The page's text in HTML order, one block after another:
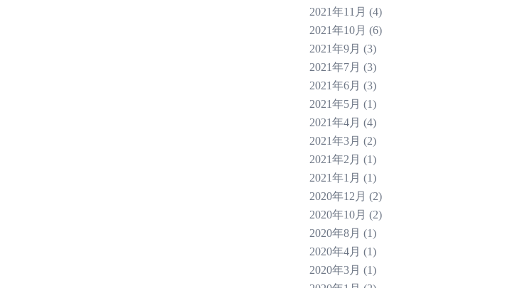
2021年11月 (4)
2021年10月 (6)
2021年9月 (3)
2021年7月 (3)
2021年6月 (3)
2021年5月 (1)
2021年4月 (4)
2021年3月 (2)
2021年2月 (1)
2021年1月 (1)
2020年12月 (2)
2020年10月 (2)
2020年8月 (1)
2020年4月 (1)
2020年3月 (1)